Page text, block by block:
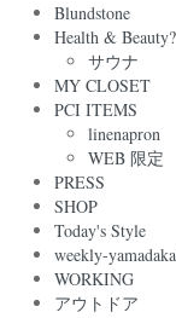
Blundstone
Health & Beauty?
サウナ
MY CLOSET
PCI ITEMS
linenapron
WEB 限定
PRESS
SHOP
Today's Style
weekly-
WORKING
アウトドア